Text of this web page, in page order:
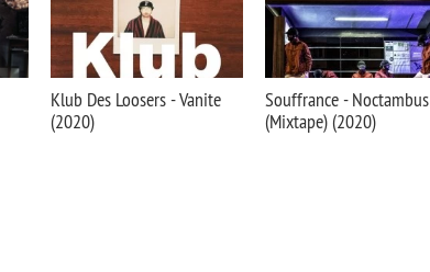
Klub Des Loosers - Vanite
(2020)
Souffrance - Noctambus
(Mixtape) (2020)